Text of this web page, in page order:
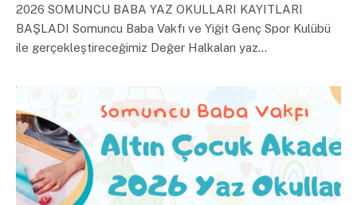
2026 SOMUNCU BABA YAZ OKULLARI KAYITLARI
BAŞLADI Somuncu Baba Vakfı ve Yiğit Genç Spor Kulübü
ile gerçekleştireceğimiz Değer Halkaları yaz…